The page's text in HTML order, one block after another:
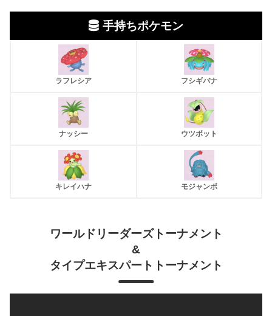
手持ちポケモン
ラフレシア フシギバナ
ナッシー ウツボット
キレイハナ モジャンボ
ワールドリーダーズトーナメント
&
タイプエキスパートトーナメント